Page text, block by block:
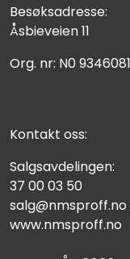
Besøksadresse:
Åsbieveien 11
Org. nr: N0
Kontakt oss:
Salgsavdelingen:
37 00 03 50
salg@nmsproff.no
www.nmsproff.no